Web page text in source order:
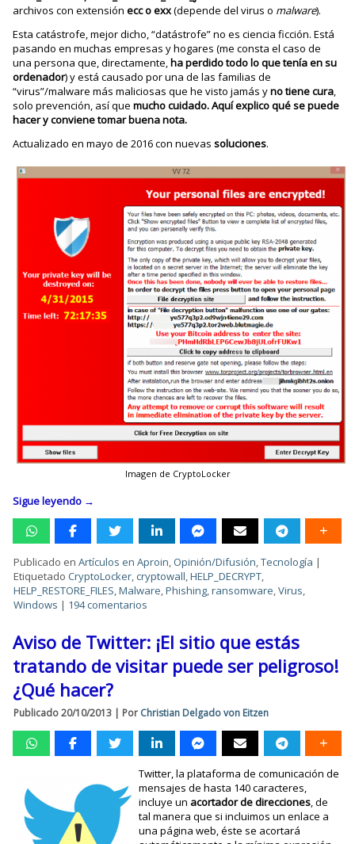
archivos con extensiónecc o exx(depende del virus o malware).
Esta catástrofe, mejor dicho, “datástrofe” no es ciencia ficción. Está
pasando en muchas empresas y hogares (me consta el caso de
una persona que, directamente,ha perdido todo lo que tenía en su
ordenador) y está causado por una de las familias de
“virus”/malware más maliciosas que he visto jamás yno tiene cura,
solo prevención, así quemucho cuidado. Aquí explico qué se puede
hacer y conviene tomar buena nota.
Actualizado en mayo de 2016 con nuevassoluciones.
Imagen de CryptoLocker
Sigue leyendo →
Publicado en Artículos en Aproin, Opinión/Difusión,Tecnología |
Etiquetado CryptoLocker,cryptowall,HELP_DECRYPT,
HELP_RESTORE_FILES,Malware,Phishing,ransomware,Virus,
Windows | 194 comentarios
Aviso de Twitter: ¡El sitio que estás
tratando de visitar puede ser peligroso!
¿Qué hacer?
Publicado 20/10/2013 | Por Christian Delgado von Eitzen
Twitter, la plataforma de comunicación de
mensajes de hasta 140 caracteres,
incluye un acortador de direcciones, de
tal manera que si incluimos un enlace a
una página web, éste se acortará